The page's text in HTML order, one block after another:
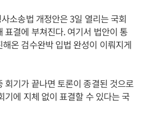
소송법 개정안은 3일 열리는 국회
표결에 부쳐진다. 여기서 법안이 통
온 검수완박 입법 완성이 이뤄지게
회기가 끝나면 토론이 종결된 것으로
기에 지체 없이 표결할 수 있다는 국